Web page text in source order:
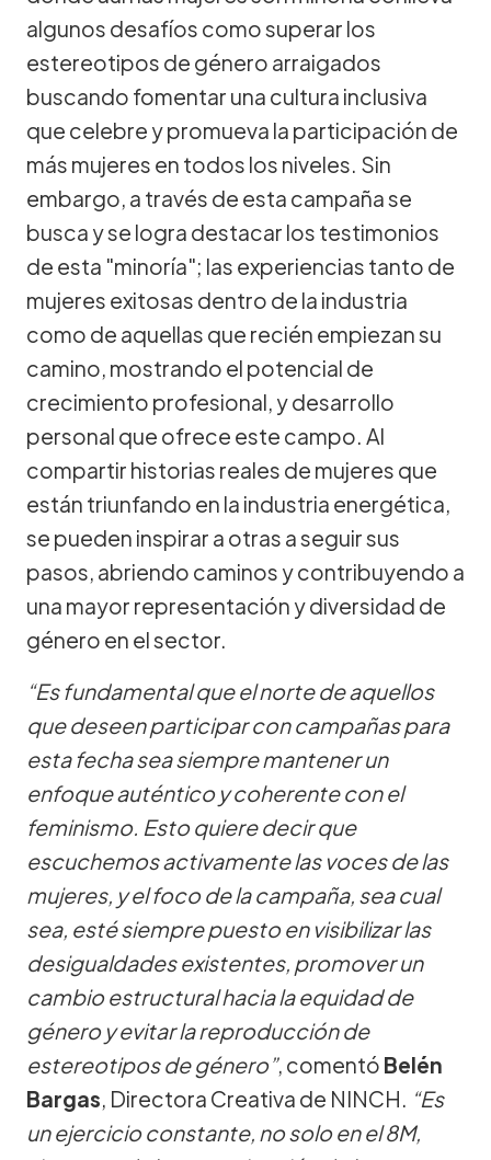
algunos desafíos como superar los
estereotipos de género arraigados
buscando fomentar una cultura inclusiva
que celebre y promueva la participación de
más mujeres en todos los niveles. Sin
embargo, a través de esta campaña se
busca y se logra destacar los testimonios
de esta "minoría"; las experiencias tanto de
mujeres exitosas dentro de la industria
como de aquellas que recién empiezan su
camino, mostrando el potencial de
crecimiento profesional, y desarrollo
personal que ofrece este campo. Al
compartir historias reales de mujeres que
están triunfando en la industria energética,
se pueden inspirar a otras a seguir sus
pasos, abriendo caminos y contribuyendo a
una mayor representación y diversidad de
género en el sector.
“Es fundamental que el norte de aquellos
que deseen participar con campañas para
esta fecha sea siempre mantener un
enfoque auténtico y coherente con el
feminismo. Esto quiere decir que
escuchemos activamente las voces de las
mujeres, y el foco de la campaña, sea cual
sea, esté siempre puesto en visibilizar las
desigualdades existentes, promover un
cambio estructural hacia la equidad de
género y evitar la reproducción de
estereotipos de género”, comentó Belén
Bargas, Directora Creativa de NINCH. “Es
un ejercicio constante, no solo en el 8M,